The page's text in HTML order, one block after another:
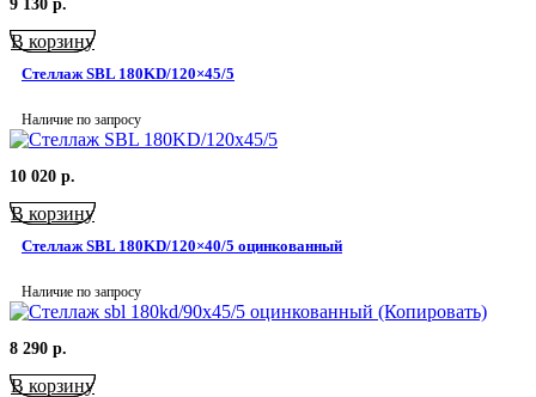
9 130 р.
В корзину
Стеллаж SBL 180KD/120×45/5
Наличие по запросу
10 020 р.
В корзину
Стеллаж SBL 180KD/120×40/5 оцинкованный
Наличие по запросу
8 290 р.
В корзину